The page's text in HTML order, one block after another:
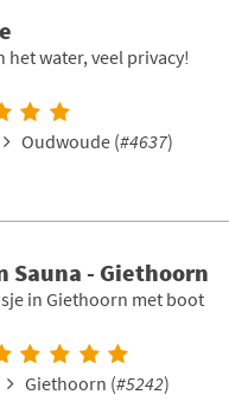
water, veel privacy!
Oudwoude (#4637)
Sauna - Giethoorn
in Giethoorn met boot
Giethoorn (#5242)